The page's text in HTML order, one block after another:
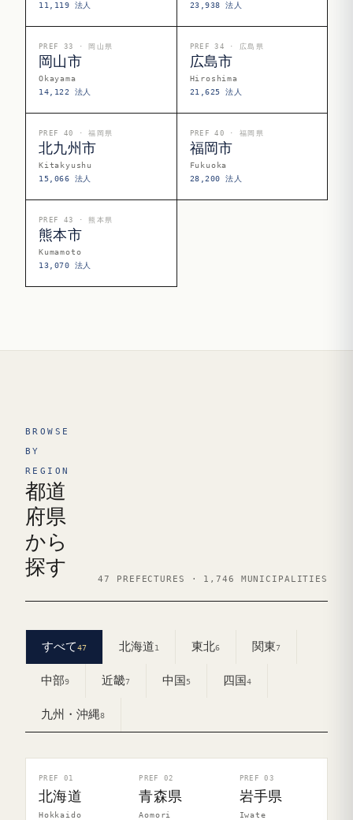
11,119 法人
23,938 法人
PREF 33 · 岡山県
岡山市
Okayama
14,122 法人
PREF 34 · 広島県
広島市
Hiroshima
21,625 法人
PREF 40 · 福岡県
北九州市
Kitakyushu
15,066 法人
PREF 40 · 福岡県
福岡市
Fukuoka
28,200 法人
PREF 43 · 熊本県
熊本市
Kumamoto
13,070 法人
BROWSE
BY
REGION
都道
府県
から
探す
47 PREFECTURES · 1,746 MUNICIPALITIES
すべて47 北海道1 東北6 関東7
中部9 近畿7 中国 5 四国 4
九州・沖縄8
PREF 01
北海道
Hokkaido
PREF 02
青森県
Aomori
PREF 03
岩手県
Iwate